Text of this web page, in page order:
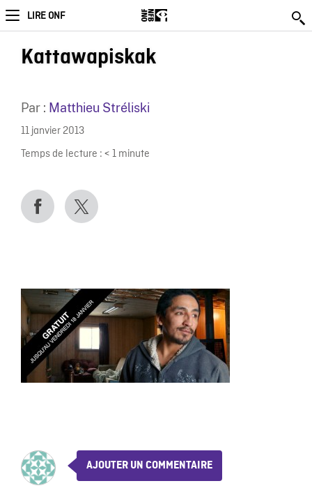
LIRE ONF
Kattawapiskak
Par : Matthieu Stréliski
11 janvier 2013
Temps de lecture : < 1 minute
AJOUTER UN COMMENTAIRE